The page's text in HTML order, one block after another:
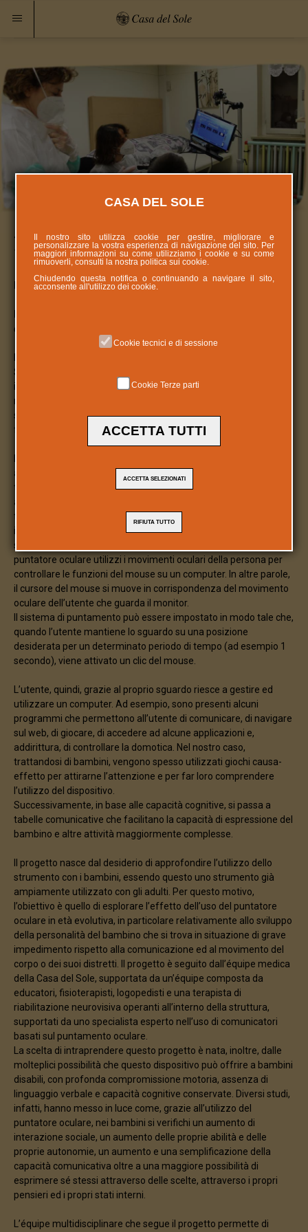
Puntatore Oculare
La ricerca
di Valentina Pernigotti
Sole, è stato avviato un progetto di ricerca in collaborazione con
il Dipartimento di Scienze Umane dell’Università di Verona
riguardante l’utilizzo dei puntatori oculari in età evolutiva. Lo
studio fa parte di un progetto più ampio chiamato “Oltre il Sole” e
finanziato dalla Fondazione Cariverona.
anche con grave disabilità, di comunicare e di svolgere diverse
tipologie di attività tramite un computer. Si tratta, infatti, di un PC
a cui viene collegata una barra hardware, composta da una
telecamera sensibile ai raggi infrarossi e degli emettitori di raggi
infrarossi. In questo caso, gli occhi dell’utente agiscono come
specchi che riflettono la luce infrarossa emessa, facendo sì che il
puntatore oculare utilizzi i movimenti oculari della persona per
controllare le funzioni del mouse su un computer. In altre parole,
il cursore del mouse si muove in corrispondenza del movimento
oculare dell’utente che guarda il monitor.
Il sistema di puntamento può essere impostato in modo tale che,
quando l’utente mantiene lo sguardo su una posizione
desiderata per un determinato periodo di tempo (ad esempio 1
secondo), viene attivato un clic del mouse.
L’utente, quindi, grazie al proprio sguardo riesce a gestire ed
utilizzare un computer. Ad esempio, sono presenti alcuni
programmi che permettono all’utente di comunicare, di navigare
sul web, di giocare, di accedere ad alcune applicazioni e,
addirittura, di controllare la domotica. Nel nostro caso,
trattandosi di bambini, vengono spesso utilizzati giochi causa-
effetto per attirarne l’attenzione e per far loro comprendere
l’utilizzo del dispositivo.
Successivamente, in base alle capacità cognitive, si passa a
tabelle comunicative che facilitano la capacità di espressione del
bambino e altre attività maggiormente complesse.
Il progetto nasce dal desiderio di approfondire l’utilizzo dello
strumento con i bambini, essendo questo uno strumento già
ampiamente utilizzato con gli adulti. Per questo motivo,
l’obiettivo è quello di esplorare l’effetto dell’uso del puntatore
oculare in età evolutiva, in particolare relativamente allo sviluppo
della personalità del bambino che si trova in situazione di grave
impedimento rispetto alla comunicazione ed al movimento del
corpo o dei suoi distretti. Il progetto è seguito dall’équipe medica
della Casa del Sole, supportata da un’équipe composta da
educatori, fisioterapisti, logopedisti e una terapista di
riabilitazione neurovisiva operanti all’interno della struttura,
supportati da uno specialista esperto nell’uso di comunicatori
basati sul puntamento oculare.
La scelta di intraprendere questo progetto è nata, inoltre, dalle
molteplici possibilità che questo dispositivo può offrire a bambini
disabili, con profonda compromissione motoria, assenza di
linguaggio verbale e capacità cognitive conservate. Diversi studi,
infatti, hanno messo in luce come, grazie all’utilizzo del
puntatore oculare, nei bambini si verifichi un aumento di
interazione sociale, un aumento delle proprie abilità e delle
proprie autonomie, un aumento e una semplificazione della
capacità comunicativa oltre a una maggiore possibilità di
esprimere sé stessi attraverso delle scelte, attraverso i propri
pensieri ed i propri stati interni.
L’équipe multidisciplinare che segue il progetto permette di
CASA DEL SOLE
Il nostro sito utilizza cookie per gestire, migliorare e
personalizzare la vostra esperienza di navigazione del sito. Per
maggiori informazioni su come utilizziamo i cookie e su come
rimuoverli, consulti la nostra politica suicookie
Chiudendo questa notifica o continuando a navigare il sito,
acconsente all'utilizzo dei cookie.
Cookie tecnici e di sessione
Cookie Terze parti
ACCETTA TUTTI
ACCETTA SELEZIONATI
RIFIUTA TUTTO